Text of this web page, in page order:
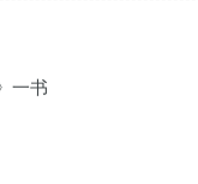
一书